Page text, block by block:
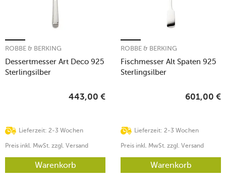
Dessertmesser Art Deco 925
Sterlingsilber
ROBBE & BERKING
Lieferzeit: 2-3 Wochen
443,00 €
Preis inkl. MwSt. zzgl. Versand
Warenkorb
Fischmesser Alt Spaten 925
Sterlingsilber
ROBBE & BERKING
Lieferzeit: 2-3 Wochen
601,00 €
Preis inkl. MwSt. zzgl. Versand
Warenkorb